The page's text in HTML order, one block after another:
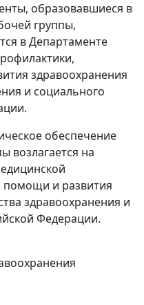
образовавшиеся в
группы,
в Департаменте
здравоохранения
и социального
обеспечение
возлагается на
помощи и развития
здравоохранения и
Федерации.